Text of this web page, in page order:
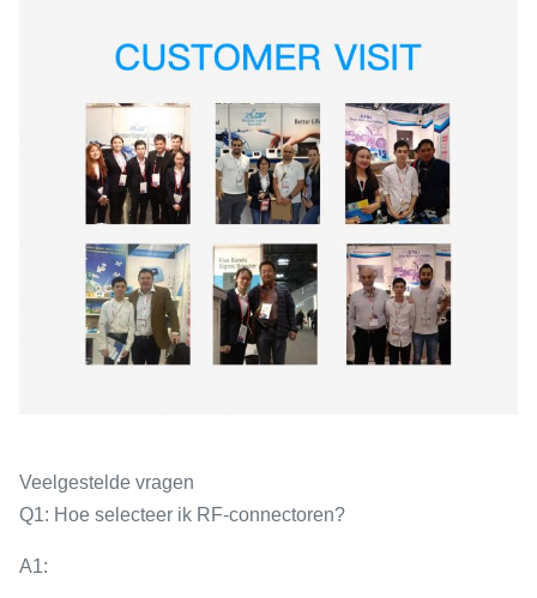
Veelgestelde vragen
Q1: Hoe selecteer ik RF-connectoren?
A1: